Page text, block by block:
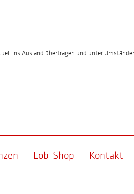
ins Ausland übertragen und unter
Lob-Shop
Kontakt